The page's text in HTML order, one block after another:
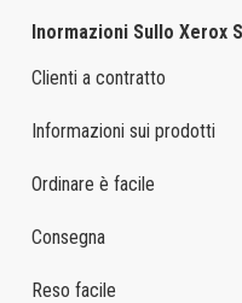
Inormazioni Sullo Xerox
Clienti a contratto
Informazioni sui prodotti
Ordinare è facile
Consegna
Reso facile